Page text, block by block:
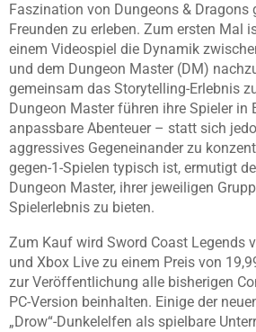
Faszination von Dungeons & Dragons
Freunden zu erleben. Zum ersten Mal
einem Videospiel die Dynamik
und dem Dungeon Master (DM)
gemeinsam das Storytelling-Erlebnis
Dungeon Master führen ihre Spieler in
anpassbare Abenteuer – statt sich
aggressives Gegeneinander zu
gegen-1-Spielen typisch ist, ermutigt
Dungeon Master, ihrer jeweiligen
Spielerlebnis zu bieten.
Zum Kauf wird Sword Coast Legends
und Xbox Live zu einem Preis von
zur Veröffentlichung alle bisherigen
PC-Version beinhalten. Einige der
„Drow“-Dunkelelfen als spielbare